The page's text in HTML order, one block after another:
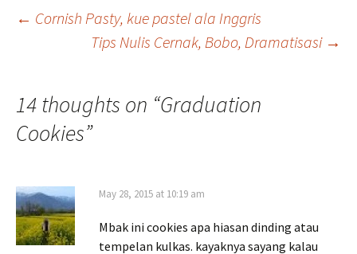
Post
← Cornish Pasty, kue pastel ala Inggris
Tips Nulis Cernak, Bobo, Dramatisasi →
14 thoughts on “Graduation
Cookies”
May 28, 2015 at 10:19 am
Mbak ini cookies apa hiasan dinding atau
tempelan kulkas. kayaknya sayang kalau